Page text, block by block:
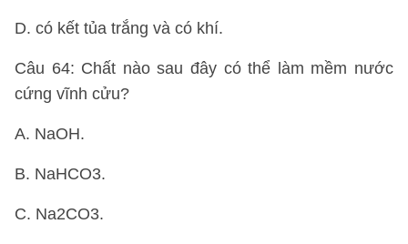
D. có kết tủa trắng và có khí.
Câu 64: Chất nào sau đây có thể làm mềm nước
cứng vĩnh cửu?
A. NaOH.
B. NaHCO3.
C. Na2CO3.